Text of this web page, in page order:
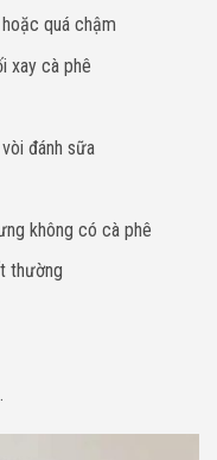
quá chậm
xay cà phê
đánh sữa
không có cà phê
thường